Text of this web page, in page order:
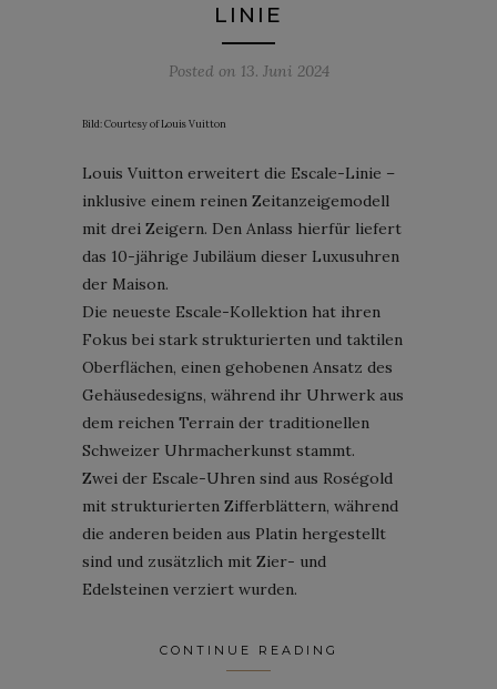
LINIE
Posted on 13. Juni 2024
Bild: Courtesy of Louis Vuitton
Louis Vuitton erweitert die Escale-Linie –
inklusive einem reinen Zeitanzeigemodell
mit drei Zeigern. Den Anlass hierfür liefert
das 10-jährige Jubiläum dieser Luxusuhren
der Maison.
Die neueste Escale-Kollektion hat ihren
Fokus bei stark strukturierten und taktilen
Oberflächen, einen gehobenen Ansatz des
Gehäusedesigns, während ihr Uhrwerk aus
dem reichen Terrain der traditionellen
Schweizer Uhrmacherkunst stammt.
Zwei der Escale-Uhren sind aus Roségold
mit strukturierten Zifferblättern, während
die anderen beiden aus Platin hergestellt
sind und zusätzlich mit Zier- und
Edelsteinen verziert wurden.
CONTINUE READING